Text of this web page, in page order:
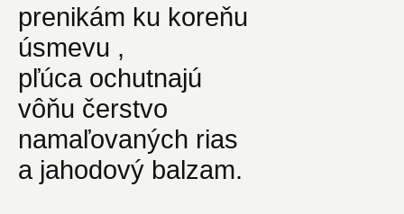
prenikám ku koreňu
úsmevu ,
pľúca ochutnajú
vôňu čerstvo
namaľovaných rias
a jahodový balzam.